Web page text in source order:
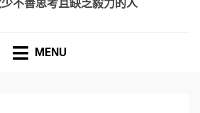
不善思考且缺乏毅力的人
MENU